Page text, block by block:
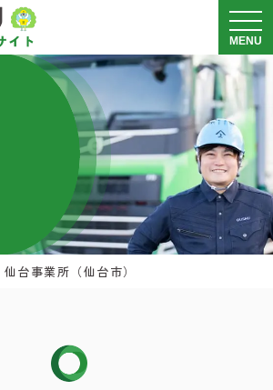
メニ
MENU
情報
仙台事業所（仙台市）